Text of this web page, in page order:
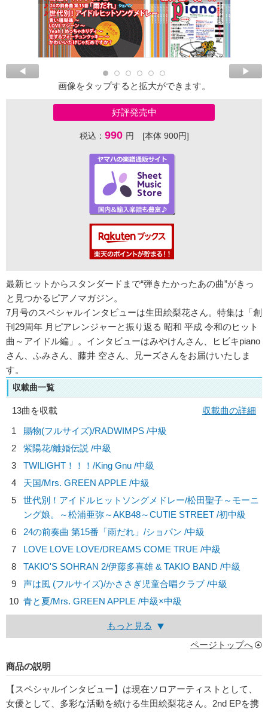
画像をタップすると拡大ができます。
好評発売中
税込： 990 円 [本体 900円]
最新ヒットからスタンダードまで“弾きたかったあの曲”がきっ
と見つかるピアノマガジン。
7月号のスペシャルインタビューは生田絵梨花さん。特集は「創
刊29周年 月ピアレンジャーと振り返る 昭和 平成 令和のヒット
曲～アイドル編」。インタビューはみやけんさん、ヒビキpiano
さん、ふみさん、藤井 空さん、兄ーズさんをお届けいたしま
す。
収載曲一覧
13曲を収載
収載曲の詳細
1
賜物(フルサイズ)/RADWIMPS /中級
2
紫陽花/離婚伝説 /中級
3
TWILIGHT！！！/King Gnu /中級
4
天国/Mrs. GREEN APPLE /中級
5
世代別！アイドルヒットソングメドレー/松田聖子～モーニ
ング娘。～松浦亜弥～AKB48～CUTIE STREET /初中級
6
24の前奏曲 第15番「雨だれ」/ショパン /中級
7
LOVE LOVE LOVE/DREAMS COME TRUE /中級
8
TAKIO'S SOHRAN 2/伊藤多喜雄 & TAKIO BAND /中級
9
声は風 (フルサイズ)/かささぎ児童合唱クラブ /中級
10 青と夏/Mrs. GREEN APPLE /中級×中級
もっと見る
ページトップへ
商品の説明
【スペシャルインタビュー】は現在ソロアーティストとして、
女優として、多彩な活動を続ける生田絵梨花さん。2nd EPを携